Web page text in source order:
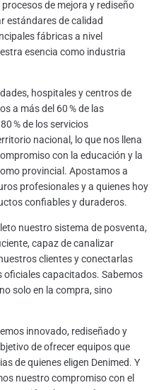
de mejora y rediseño
estándares de calidad
fábricas a nivel
esencia como industria
hospitales y centros de
a más del 60 % de las
% de los servicios
nacional, lo que nos llena
con la educación y la
provincial. Apostamos a
profesionales y a quienes hoy
confiables y duraderos.
nuestro sistema de posventa,
capaz de canalizar
clientes y conectarlas
oficiales capacitados. Sabemos
solo en la compra, sino
innovado, rediseñado y
de ofrecer equipos que
de quienes eligen Denimed. Y
nuestro compromiso con el